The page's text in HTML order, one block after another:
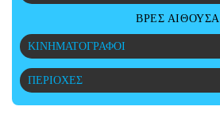
ΑΜΠΑ
PRINT
ΒΡΕΣ ΑΙΘΟΥΣΑ
ΚΙΝΗΜΑΤΟΓΡΑΦΟΙ
ΠΕΡΙΟΧΕΣ